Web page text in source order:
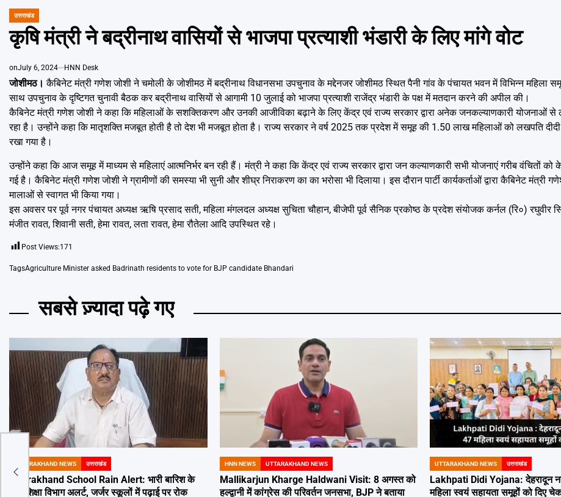
POSTED
उत्तराखंड
कृषि मंत्री ने बद्रीनाथ वासियों से भाजपा प्रत्याशी भंडारी के लिए मांगे वोट
onJuly 6, 2024 HNN Desk
जोशीमठ। कैबिनेट मंत्री गणेश जोशी ने चमोली के जोशीमठ में बद्रीनाथ विधानसभा उपचुनाव के मद्देनजर जोशीमठ स्थित पैनी गांव के पंचायत भवन में विभिन्न महिला
साथ उपचुनाव के दृष्टिगत चुनावी बैठक कर बद्रीनाथ वासियों से आगामी 10 जुलाई को भाजपा प्रत्याशी राजेंद्र भंडारी के पक्ष में मतदान करने की अपील की।
कैबिनेट मंत्री गणेश जोशी ने कहा कि महिलाओं के सशक्तिकरण और उनकी आजीविका बढ़ाने के लिए केंद्र एवं राज्य सरकार द्वारा अनेक जनकल्याणकारी योजनाओं से
रहा है। उन्होंने कहा कि मातृशक्ति मजबूत होती है तो देश भी मजबूत होता है। राज्य सरकार ने वर्ष 2025 तक प्रदेश में समूह की 1.50 लाख महिलाओं को लखपति दीदी
रखा गया है।
उन्होंने कहा कि आज समूह में माध्यम से महिलाएं आत्मनिर्भर बन रही हैं। मंत्री ने कहा कि केंद्र एवं राज्य सरकार द्वारा जन कल्याणकारी सभी योजनाएं गरीब वंचितों को
गई है। कैबिनेट मंत्री गणेश जोशी ने ग्रामीणों की समस्या भी सुनी और शीघ्र निराकरण का का भरोसा भी दिलाया। इस दौरान पार्टी कार्यकर्ताओं द्वारा कैबिनेट मंत्री
मालाओं से स्वागत भी किया गया।
इस अवसर पर पूर्व नगर पंचायत अध्यक्ष ऋषि प्रसाद सती, महिला मंगलदल अध्यक्ष सुचिता चौहान, बीजेपी पूर्व सैनिक प्रकोष्ठ के प्रदेश संयोजक कर्नल (रि०) रघुवीर
मंजीत रावत, शिवानी सती, हेमा रावत, लता रावत, हेमा रौतेला आदि उपस्थित रहे।
Post Views:171
TagsAgriculture Minister asked Badrinath residents to vote for BJP candidate Bhandari
सबसे ज़्यादा पढ़े गए
POSTED
UTTARAKHAND NEWS उत्तराखंड
Uttarakhand School Rain Alert: भारी बारिश के
बीच शिक्षा विभाग अलर्ट, जर्जर स्कूलों में पढ़ाई पर रोक
POSTED
IN
HNN NEWS UTTARAKHAND NEWS
Mallikarjun Kharge Haldwani Visit: 8 अगस्त को
हल्द्वानी में कांग्रेस की परिवर्तन जनसभा, BJP ने बताया
POSTED
IN
UTTARAKHAND NEWS उत्तराखंड
Lakhpati Didi Yojana: देहरादून
महिला स्वयं सहायता समूहों को दिए